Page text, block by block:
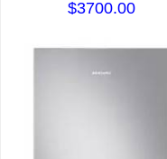
$3700.00